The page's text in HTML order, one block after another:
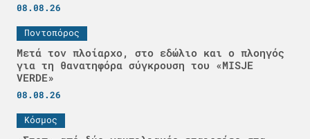
08.08.26
Ποντοπόρος
Μετά τον πλοίαρχο, στο εδώλιο και ο πλοηγός
για τη θανατηφόρα σύγκρουση του «MISJE
VERDE»
08.08.26
Κόσμος